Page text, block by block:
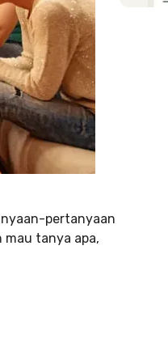
pertanyaan
tanya apa,